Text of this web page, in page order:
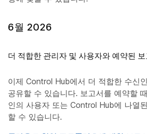
6월 2026
더 적합한 관리자 및 사용자와 예약된
이제 Control Hub에서 더 적합한 수신
공유할 수 있습니다. 보고서를 예약할
인의 사용자 또는 Control Hub에 나열
할 수 있습니다.